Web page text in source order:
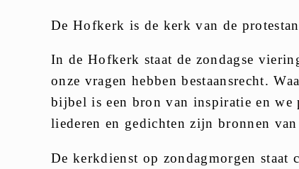
De Hofkerk is de kerk van de
In de Hofkerk staat de zondagse
onze vragen hebben bestaansrecht.
bijbel is een bron van inspiratie en
liederen en gedichten zijn bronnen
De kerkdienst op zondagmorgen